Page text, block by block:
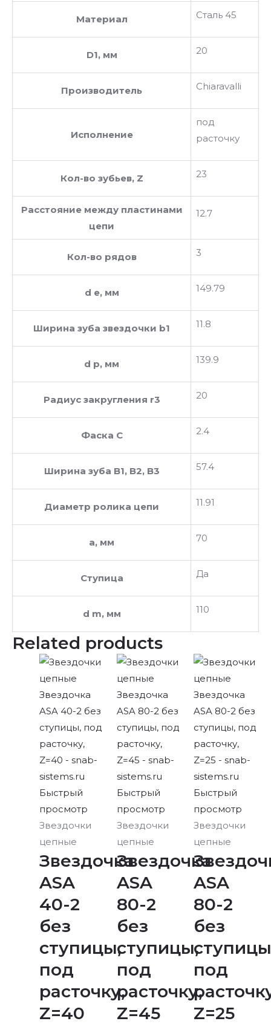
Материал Сталь 45
D1, мм 20
Производитель Chiaravalli
Исполнение
под
расточку
Кол-во зубьев, Z 23
Расстояние между пластинами
цепи
12.7
Кол-во рядов 3
d e, мм 149.79
Ширина зуба звездочки b1 11.8
d p, мм 139.9
Радиус закругления r3 20
Фаска C 2.4
Ширина зуба В1, В2, В3 57.4
Диаметр ролика цепи 11.91
a, мм 70
Ступица Да
d m, мм 110
Related products
Быстрый
просмотр
Звездочки
цепные
Звездочка
ASA
40-2
без
ступицы,
под
расточку,
Z=40
Быстрый
просмотр
Звездочки
цепные
Звездочка
ASA
80-2
без
ступицы,
под
расточку,
Z=45
Быстрый
просмотр
Звездочки
цепные
ASA
80-2
без
под
Z=25